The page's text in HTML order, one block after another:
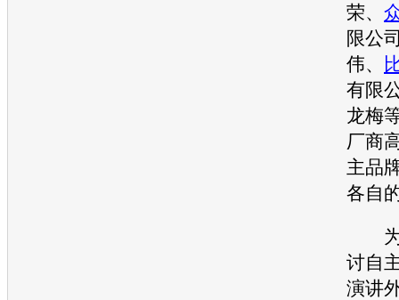
荣、
限公
伟、
有限
龙梅
厂商
主品
各自
为
讨自
演讲